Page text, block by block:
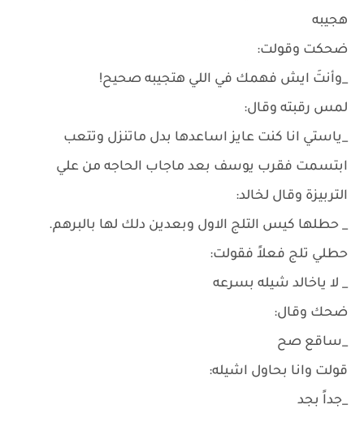
هجيبه
ضحكت وقولت:
_وأنتَ ايش فهمك في اللي هتجيبه صحيح!
لمس رقبته وقال:
_ياستي انا كنت عايز اساعدها بدل ماتنزل وتتعب
ابتسمت فقرب يوسف بعد ماجاب الحاجه من علي
التربيزة وقال لخالد:
_ حطلها كيس التلج الاول وبعدين دلك لها بالبرهم.
حطلي تلج فعلاً فقولت:
_ لا ياخالد شيله بسرعه
ضحك وقال:
_ساقع صح
قولت وانا بحاول اشيله:
_جداً بجد